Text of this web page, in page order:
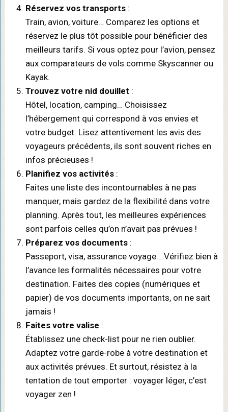
Réservez vos transports:
Train, avion, voiture… Comparez les options et
réservez le plus tôt possible pour bénéficier des
meilleurs tarifs. Si vous optez pour l’avion, pensez
aux comparateurs de vols comme Skyscanner ou
Kayak.
Trouvez votre nid douillet :
Hôtel, location, camping… Choisissez
l’hébergement qui correspond à vos envies et
votre budget. Lisez attentivement les avis des
voyageurs précédents, ils sont souvent riches en
infos précieuses !
Planifiez vos activités:
Faites une liste des incontournables à ne pas
manquer, mais gardez de la flexibilité dans votre
planning. Après tout, les meilleures expériences
sont parfois celles qu’on n’avait pas prévues !
Préparez vos documents:
Passeport, visa, assurance voyage… Vérifiez bien à
l’avance les formalités nécessaires pour votre
destination. Faites des copies (numériques et
papier) de vos documents importants, on ne sait
jamais !
Faites votre valise :
Établissez une check-list pour ne rien oublier.
Adaptez votre garde-robe à votre destination et
aux activités prévues. Et surtout, résistez à la
tentation de tout emporter : voyager léger, c’est
voyager zen !